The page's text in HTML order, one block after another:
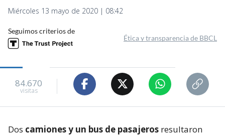
Miércoles 13 mayo de 2020 | 08:42
Seguimos criterios de
Ética y transparencia de BBCL
84.670
visitas
Dos camiones y un bus de pasajeros resultaron